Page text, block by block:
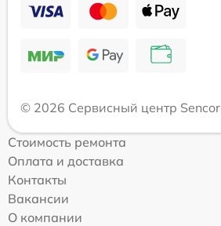
© 2026 Сервисный центр Sencor
Стоимость ремонта
Оплата и доставка
Контакты
Вакансии
О компании